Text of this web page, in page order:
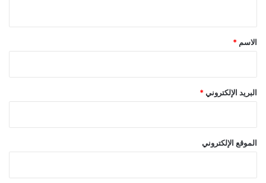
*
الاسم *
البريد الإلكتروني *
الموقع الإلكتروني